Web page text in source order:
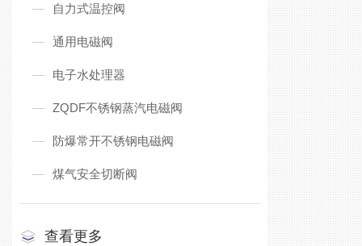
自力式温控阀
通用电磁阀
电子水处理器
ZQDF不锈钢蒸汽电磁阀
防爆常开不锈钢电磁阀
煤气安全切断阀
查看更多